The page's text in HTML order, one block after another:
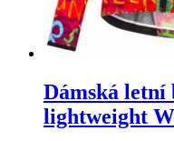
Dámská letní
lightweight